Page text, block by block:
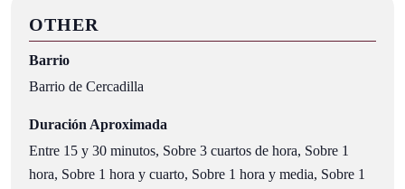
OTHER
Barrio
Barrio de Cercadilla
Duración Aproximada
Entre 15 y 30 minutos, Sobre 3 cuartos de hora, Sobre 1
hora, Sobre 1 hora y cuarto, Sobre 1 hora y media, Sobre 1